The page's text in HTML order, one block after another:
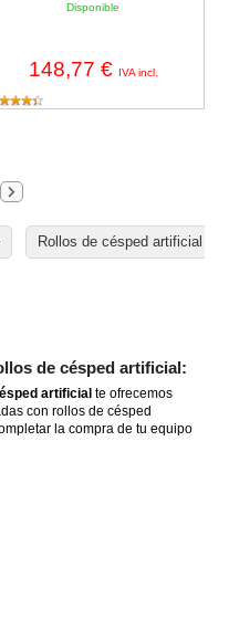
Disponible
148,77 € IVA incl.
Rollos de césped artificial <
de césped artificial:
artificialte ofrecemos
con rollos de césped
la compra de tu equipo